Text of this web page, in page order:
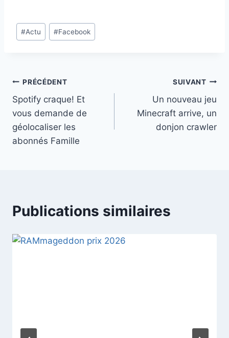
Étiquettes
de
#Actu #Facebook
Navigation
de
l’article
PRÉCÉDENT
Spotify craque! Et
vous demande de
géolocaliser les
abonnés Famille
SUIVANT
Un nouveau jeu
Minecraft arrive, un
donjon crawler
Publications similaires